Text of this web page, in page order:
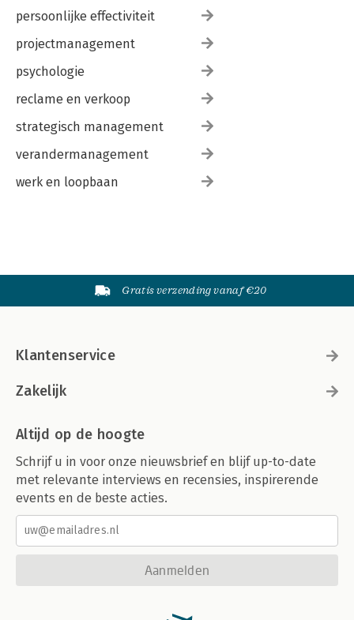
persoonlijke effectiviteit
projectmanagement
psychologie
reclame en verkoop
strategisch management
verandermanagement
werk en loopbaan
Gratis verzending vanaf €20
Klantenservice
Zakelijk
Altijd op de hoogte
Schrijf u in voor onze nieuwsbrief en blijf up-to-date
met relevante interviews en recensies, inspirerende
events en de beste acties.
Aanmelden